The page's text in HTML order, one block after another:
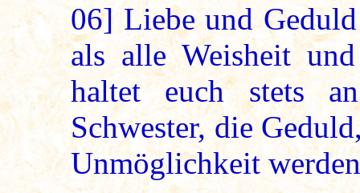
06] Liebe und
als alle Weisheit
haltet euch stets
Schwester, die
Unmöglichkeit